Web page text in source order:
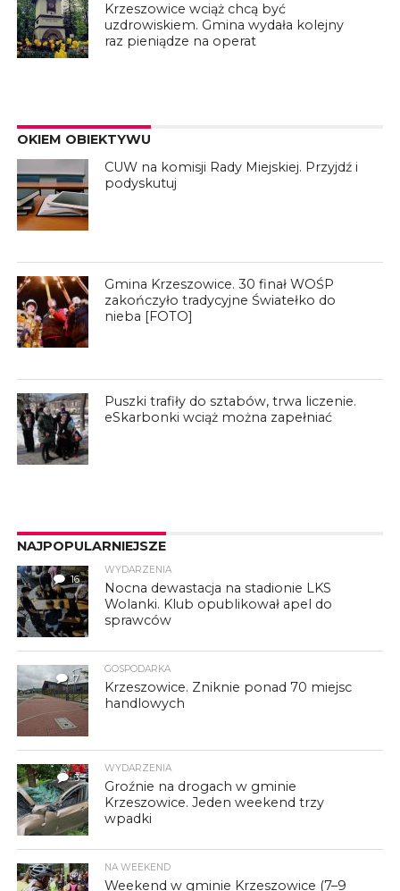
Krzeszowice wciąż chcą być
uzdrowiskiem. Gmina wydała kolejny
raz pieniądze na operat
OKIEM OBIEKTYWU
CUW na komisji Rady Miejskiej. Przyjdź i
podyskutuj
Gmina Krzeszowice. 30 finał WOŚP
zakończyło tradycyjne Światełko do
nieba [FOTO]
Puszki trafiły do sztabów, trwa liczenie.
eSkarbonki wciąż można zapełniać
NAJPOPULARNIEJSZE
16
WYDARZENIA
Nocna dewastacja na stadionie LKS
Wolanki. Klub opublikował apel do
sprawców
7
GOSPODARKA
Krzeszowice. Zniknie ponad 70 miejsc
handlowych
3
WYDARZENIA
Groźnie na drogach w gminie
Krzeszowice. Jeden weekend trzy
wpadki
NA WEEKEND
Weekend w gminie Krzeszowice (7–9